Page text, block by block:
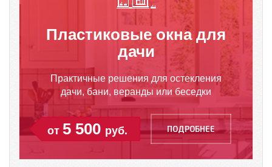
Пластиковые окна для
дачи
Практичные решения для остекления
дачи, бани, веранды или беседки
от 5 500 руб. ПОДРОБНЕЕ